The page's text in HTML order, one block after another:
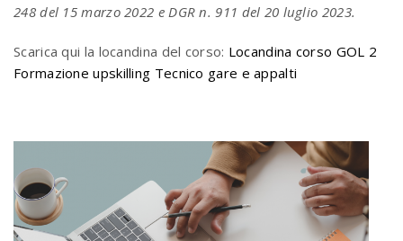
248 del 15 marzo 2022 e DGR n. 911 del 20 luglio 2023.
Scarica qui la locandina del corso: Locandina corso GOL 2
Formazione upskilling Tecnico gare e appalti